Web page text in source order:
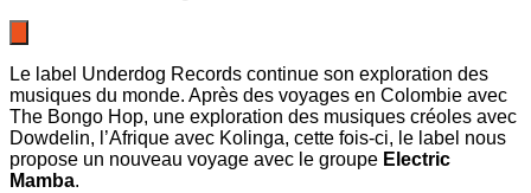
Le label Underdog Records continue son exploration des
musiques du monde. Après des voyages en Colombie avec
The Bongo Hop, une exploration des musiques créoles avec
Dowdelin, l’Afrique avec Kolinga, cette fois-ci, le label nous
propose un nouveau voyage avec le groupe Electric
Mamba.